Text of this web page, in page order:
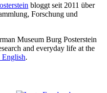
bloggt seit 2011 über
Forschung und
Museum Burg Posterstein
and everyday life at the
English.